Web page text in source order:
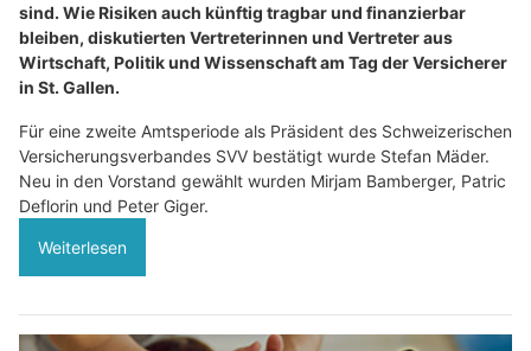
sind. Wie Risiken auch künftig tragbar und finanzierbar
bleiben, diskutierten Vertreterinnen und Vertreter aus
Wirtschaft, Politik und Wissenschaft am Tag der Versicherer
in St. Gallen.
Für eine zweite Amtsperiode als Präsident des Schweizerischen
Versicherungsverbandes SVV bestätigt wurde Stefan Mäder.
Neu in den Vorstand gewählt wurden Mirjam Bamberger, Patric
Deflorin und Peter Giger.
Weiterlesen